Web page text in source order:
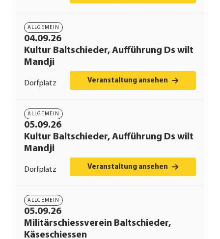
04.09.26
ALLGEMEIN
Kultur Baltschieder, Aufführung Ds wilt
Mandji
Dorfplatz Veranstaltung ansehen
05.09.26
ALLGEMEIN
Kultur Baltschieder, Aufführung Ds wilt
Mandji
Dorfplatz Veranstaltung ansehen
05.09.26
ALLGEMEIN
Militärschiessverein Baltschieder,
Käseschiessen